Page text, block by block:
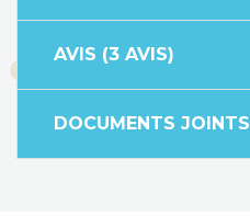
AVIS (3 AVIS)
DOCUMENTS JOINTS